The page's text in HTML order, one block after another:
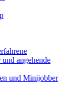
angehende
und Minijobber